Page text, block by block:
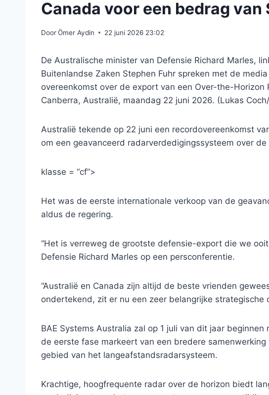
Canada voor een bedrag van
DoorÖmer Aydin 22 juni 2026 23:02
De Australische minister van Defensie Richard Marles,
Buitenlandse Zaken Stephen Fuhr spreken met de
overeenkomst over de export van een Over-the-Horizon
Canberra, Australië, maandag 22 juni 2026. (Lukas
Australië tekende op 22 juni een recordovereenkomst
om een ​​geavanceerd radarverdedigingssysteem over
klasse = “cf”>
Het was de eerste internationale verkoop van de
aldus de regering.
“Het is verreweg de grootste defensie-export die we
Defensie Richard Marles op een persconferentie.
“Australië en Canada zijn altijd de beste vrienden
ondertekend, zit er nu een zeer belangrijke strategische
BAE Systems Australia zal op 1 juli van dit jaar
de eerste fase markeert van een bredere
gebied van het langeafstandsradarsysteem.
Krachtige, hoogfrequente radar over de horizon biedt